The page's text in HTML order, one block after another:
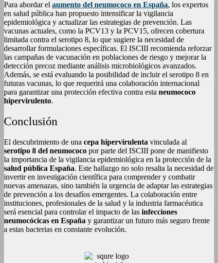
Para abordar el aumento del neumococo en España, los expertos
en salud pública han propuesto intensificar la vigilancia
epidemiológica y actualizar las estrategias de prevención. Las
vacunas actuales, como la PCV13 y la PCV15, ofrecen cobertura
limitada contra el serotipo 8, lo que sugiere la necesidad de
desarrollar formulaciones específicas. El ISCIII recomienda reforzar
las campañas de vacunación en poblaciones de riesgo y mejorar la
detección precoz mediante análisis microbiológicos avanzados.
Además, se está evaluando la posibilidad de incluir el serotipo 8 en
futuras vacunas, lo que requerirá una colaboración internacional
para garantizar una protección efectiva contra esta neumococo
hipervirulento.
Conclusión
El descubrimiento de una cepa hipervirulenta vinculada al
serotipo 8 del neumococo por parte del ISCIII pone de manifiesto
la importancia de la vigilancia epidemiológica en la protección de la
salud pública España. Este hallazgo no solo resalta la necesidad de
invertir en investigación científica para comprender y combatir
nuevas amenazas, sino también la urgencia de adaptar las estrategias
de prevención a los desafíos emergentes. La colaboración entre
instituciones, profesionales de la salud y la industria farmacéutica
será esencial para controlar el impacto de las infecciones
neumocócicas en España y garantizar un futuro más seguro frente
a estas bacterias en constante evolución.